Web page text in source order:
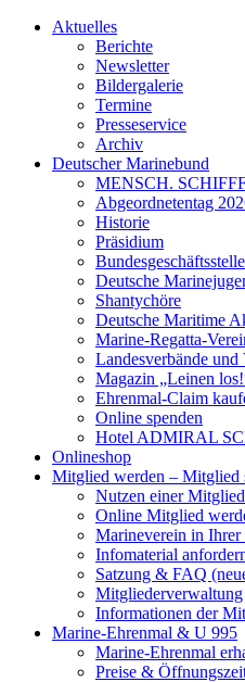
Aktuelles
Berichte
Newsletter
Bildergalerie
Termine
Presseservice
Archiv
Deutscher Marinebund
MENSCH.
Abgeordnetentag
Historie
Präsidium
Bundesgeschäftsstelle
Deutsche
Shantychöre
Deutsche Maritime
Marine-Regatta-
Landesverbände und
Magazin „Leinen
Ehrenmal-Claim
Online spenden
Hotel ADMIRAL
Onlineshop
Mitglied werden – Mitglied
Nutzen einer
Online Mitglied
Marineverein in Ihrer
Infomaterial
Satzung & FAQ
Mitgliederverwaltung
Informationen der
Marine-Ehrenmal & U 995
Marine-Ehrenmal
Preise &